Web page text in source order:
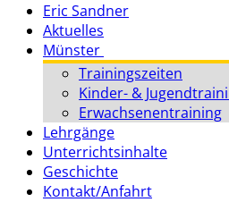
Eric Sandner
Aktuelles
Münster
Trainingszeiten
Kinder- &
Erwachsenentraining
Lehrgänge
Unterrichtsinhalte
Geschichte
Kontakt/Anfahrt